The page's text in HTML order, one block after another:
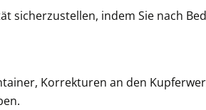
sicherzustellen, indem Sie nach
Korrekturen an den